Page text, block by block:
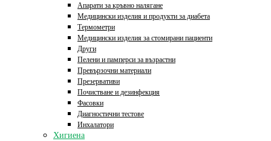
Апарати за кръвно налягане
Медицински изделия и продукти за диабета
Термометри
Медицински изделия за стомирани пациенти
Други
Пелени и памперси за възрастни
Превързочни материали
Презервативи
Почистване и дезинфекция
Фасовки
Диагностични тестове
Инхалатори
Хигиена